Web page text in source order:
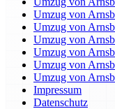
Umzug von
Umzug von
Umzug von
Umzug von
Umzug von
Umzug von
Impressum
Datenschutz